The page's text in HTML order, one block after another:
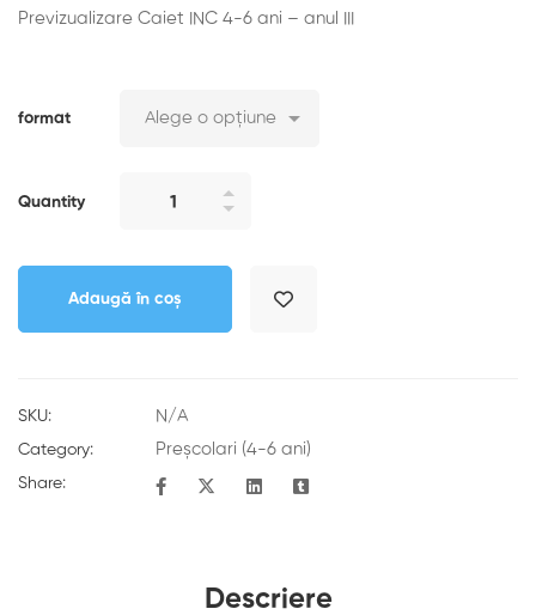
Previzualizare Caiet INC 4-6 ani – anul III
format
Quantity
Adaugă în coș
SKU: N/A
Category: Preșcolari (4-6 ani)
Share:
Descriere